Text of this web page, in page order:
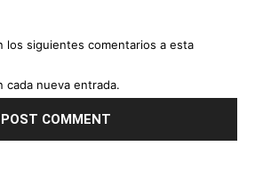
los siguientes comentarios a esta
cada nueva entrada.